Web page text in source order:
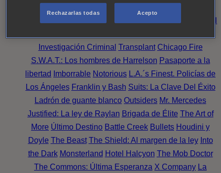
Investigación Criminal Transplant Chicago Fire
S.W.A.T.: Los hombres de Harrelson Pasaporte a la
libertad
Imborrable Notorious L.A.´s Finest. Policías de
Los Ángeles Franklin y Bash Suits: La Clave Del Éxito
Ladrón de guante blanco Outsiders Mr. Mercedes
Justified: La ley de Raylan Brigada de Élite The Art of
More Último Destino Battle Creek Bullets Houdini y
Doyle The Beast The Shield: Al margen de la ley Into
the Dark Monsterland Hotel Halcyon The Mob Doctor
The Commons: Última Esperanza X Company La
Rechazarlas todas Acepto